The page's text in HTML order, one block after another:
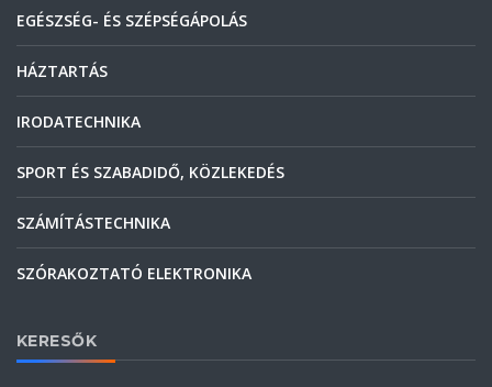
EGÉSZSÉG- ÉS SZÉPSÉGÁPOLÁS
HÁZTARTÁS
IRODATECHNIKA
SPORT ÉS SZABADIDŐ, KÖZLEKEDÉS
SZÁMÍTÁSTECHNIKA
SZÓRAKOZTATÓ ELEKTRONIKA
KERESŐK